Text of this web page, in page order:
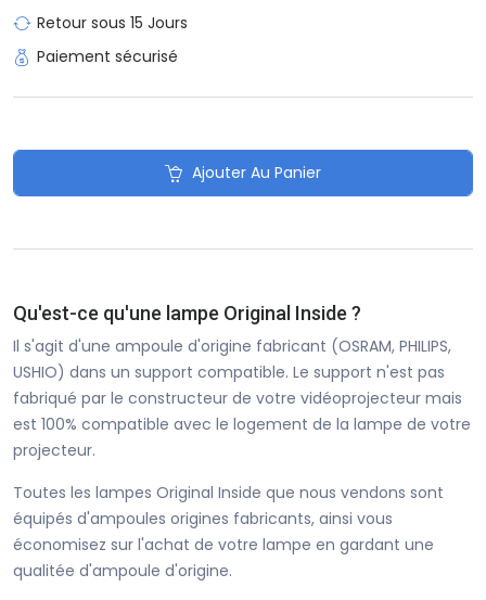
Retour sous 15 Jours
Paiement sécurisé
Ajouter Au Panier
Qu'est-ce qu'une lampe Original Inside ?
Il s'agit d'une ampoule d'origine fabricant (OSRAM, PHILIPS,
USHIO) dans un support compatible. Le support n'est pas
fabriqué par le constructeur de votre vidéoprojecteur mais
est 100% compatible avec le logement de la lampe de votre
projecteur.
Toutes les lampes Original Inside que nous vendons sont
équipés d'ampoules origines fabricants, ainsi vous
économisez sur l'achat de votre lampe en gardant une
qualitée d'ampoule d'origine.